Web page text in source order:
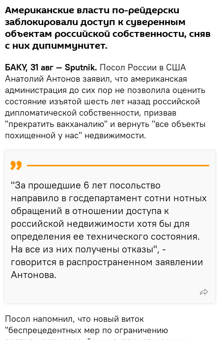
Американские власти по-рейдерски
заблокировали доступ к суверенным
объектам российской собственности, сняв
с них дипиммунитет.
БАКУ, 31 авг — Sputnik. Посол России в США
Анатолий Антонов заявил, что американская
администрация до сих пор не позволила оценить
состояние изъятой шесть лет назад российской
дипломатической собственности, призвав
"прекратить вакханалию" и вернуть "все объекты
похищенной у нас" недвижимости.
"За прошедшие 6 лет посольство
направило в госдепартамент сотни нотных
обращений в отношении доступа к
российской недвижимости хотя бы для
определения ее технического состояния.
На все из них получены отказы", -
говорится в распространенном заявлении
Антонова.
Посол напомнил, что новый виток
"беспрецедентных мер по ограничению